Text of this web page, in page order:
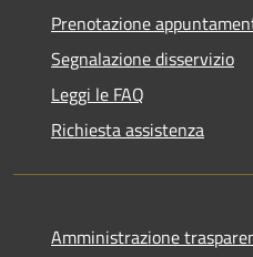
Prenotazione
Segnalazione disservizio
Leggi le FAQ
Richiesta assistenza
Amministrazione